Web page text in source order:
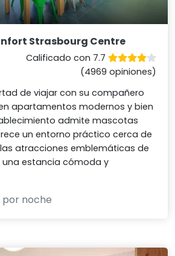
Strasbourg Centre
Calificado con 7.7
(4969 opiniones)
de viajar con su compañero
apartamentos modernos y bien
admite mascotas
un entorno práctico cerca de
atracciones emblemáticas de
una estancia cómoda y
por noche